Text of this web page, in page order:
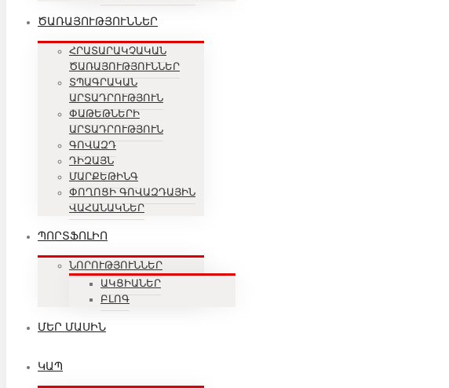
ԾԱՌԱՅՈՒԹՅՈՒՆՆԵՐ
ՀՐԱՏԱՐԱԿՉԱԿԱՆ
ԾԱՌԱՅՈՒԹՅՈՒՆՆԵՐ
ՏՊԱԳՐԱԿԱՆ
ԱՐՏԱԴՐՈՒԹՅՈՒՆ
ՓԱԹԵԹՆԵՐԻ
ԱՐՏԱԴՐՈՒԹՅՈՒՆ
ԳՈՎԱԶԴ
ԴԻԶԱՅՆ
ՄԱՐՔԵԹԻՆԳ
ՓՈՂՈՑԻ ԳՈՎԱԶԴԱՅԻՆ
ՎԱՀԱՆԱԿՆԵՐ
ՊՈՐՏՖՈԼԻՈ
ՆՈՐՈՒԹՅՈՒՆՆԵՐ
ԱԿՑԻԱՆԵՐ
ԲԼՈԳ
ՄԵՐ ՄԱՍԻՆ
ԿԱՊ